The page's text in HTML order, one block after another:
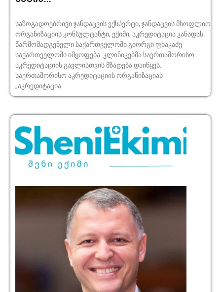
საზოგადოებრივი ჯანდაცვის ექსპერტი, ჯანდაცვის მსოფლიო
ორგანიზაციის კონსულტანტი, ექიმი, აკრედიტაცია კანადას
წარმომადგენელი საქართველოში გიორგი ფხაკაძე
საქართველოში იმყოფება. კლინიკებმა საერთაშორისო
აკრედიტაციის გავლისთვის მზადება დაიწყეს.
საერთაშორისო აკრედიტაციის ორგანიზაციას
„აკრედიტაცია...